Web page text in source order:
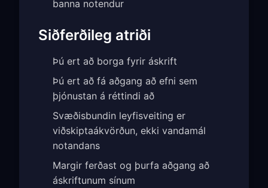
banna notendur
Siðferðileg atriði
Þú ert að borga fyrir áskrift
Þú ert að fá aðgang að efni sem
þjónustan á réttindi að
Svæðisbundin leyfisveiting er
viðskiptaákvörðun, ekki vandamál
notandans
Margir ferðast og þurfa aðgang að
áskriftunum sínum